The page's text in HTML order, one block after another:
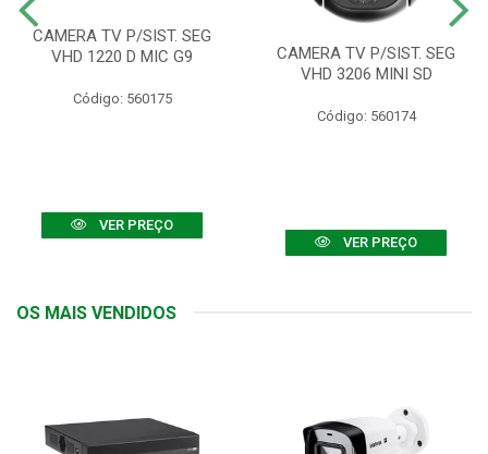
CAMERA TV P/SIST. SEG
VHD 1220 D MIC G9
Código: 560175
VER PREÇO
CAMERA TV P/SIST. SEG
VHD 3206 MINI SD
Código: 560174
VER PREÇO
OS MAIS VENDIDOS